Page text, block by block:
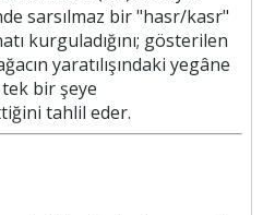
sarsılmaz bir "hasr/kasr"
kurguladığını; gösterilen
yaratılışındaki yegâne
bir şeye
tahlil eder.